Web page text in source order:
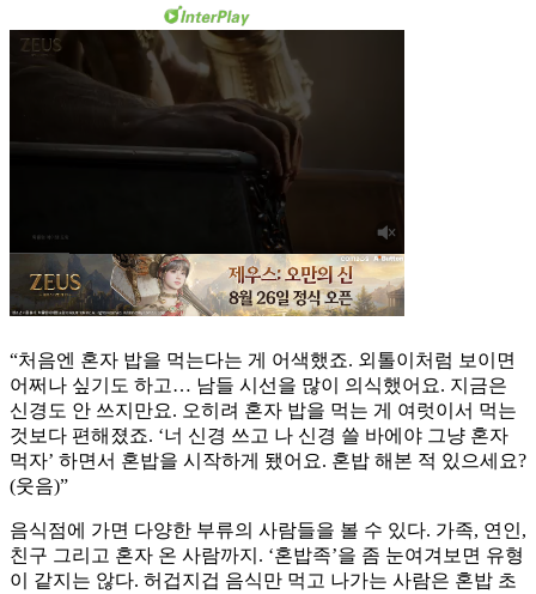
“처음엔 혼자 밥을 먹는다는 게 어색했죠. 외톨이처럼 보이면
어쩌나 싶기도 하고… 남들 시선을 많이 의식했어요. 지금은
신경도 안 쓰지만요. 오히려 혼자 밥을 먹는 게 여럿이서 먹는
것보다 편해졌죠. ‘너 신경 쓰고 나 신경 쓸 바에야 그냥 혼자
먹자’ 하면서 혼밥을 시작하게 됐어요. 혼밥 해본 적 있으세요?
(웃음)”
음식점에 가면 다양한 부류의 사람들을 볼 수 있다. 가족, 연인,
친구 그리고 혼자 온 사람까지. ‘혼밥족’을 좀 눈여겨보면 유형
이 같지는 않다. 허겁지겁 음식만 먹고 나가는 사람은 혼밥 초